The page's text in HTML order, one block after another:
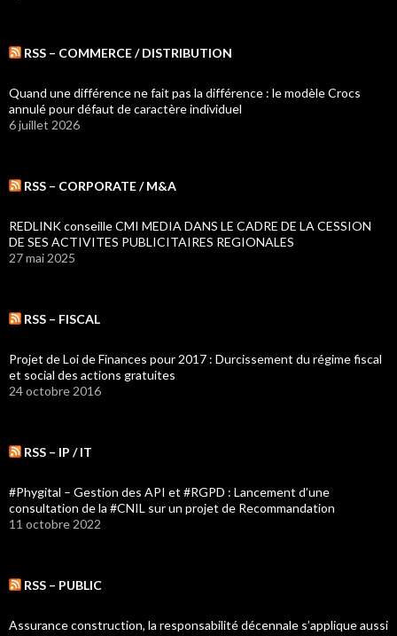
RSS – COMMERCE / DISTRIBUTION
Quand une différence ne fait pas la différence : le modèle Crocs
annulé pour défaut de caractère individuel
6 juillet 2026
RSS – CORPORATE / M&A
REDLINK conseille CMI MEDIA DANS LE CADRE DE LA CESSION
DE SES ACTIVITES PUBLICITAIRES REGIONALES
27 mai 2025
RSS – FISCAL
Projet de Loi de Finances pour 2017 : Durcissement du régime fiscal
et social des actions gratuites
24 octobre 2016
RSS – IP / IT
#Phygital – Gestion des API et #RGPD : Lancement d’une
consultation de la #CNIL sur un projet de Recommandation
11 octobre 2022
RSS – PUBLIC
Assurance construction, la responsabilité décennale s’applique aussi